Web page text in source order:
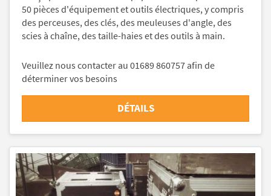
50 pièces d'équipement et outils électriques, y compris
des perceuses, des clés, des meuleuses d'angle, des
scies à chaîne, des taille-haies et des outils à main.
Veuillez nous contacter au 01689 860757 afin de
déterminer vos besoins
DÉTAILS